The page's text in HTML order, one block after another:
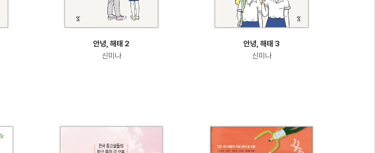
안녕, 해태 2
신미나
안녕, 해태 3
신미나